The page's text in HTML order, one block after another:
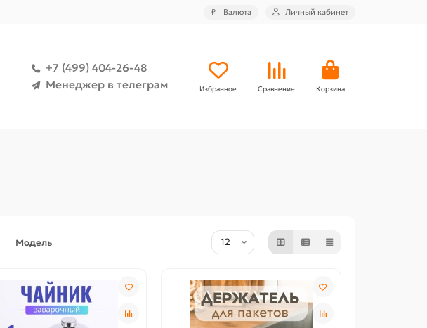
₽ Валюта Личный кабинет
+7 (499) 404-26-48
Менеджер в телеграм
Избранное Сравнение Корзина
Модель